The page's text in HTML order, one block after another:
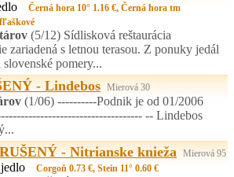
Černá hora 10° 1.16 €, Černá hora tm
(5/12) Sídlisková reštaurácia
zariadená s letnou terasou. Z ponuky jedál
slovenské pomery...
- Lindebos Mierová 30
(1/06) ----------Podnik je od 01/2006
-- Lindebos
- Nitrianske knieža Mierová 95
Corgoň 0.73 €, Stein 11° 0.60 €